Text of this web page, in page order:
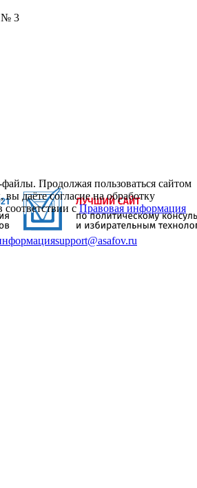
№ 3
Продолжая пользоваться сайтом
вы даёте согласие на обработку
сПравовая информация
support@asafov.ru